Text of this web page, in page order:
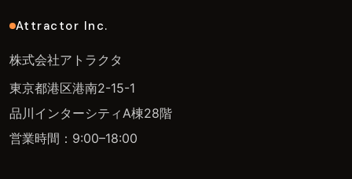
Attractor Inc.
株式会社アトラクタ
東京都港区港南2-15-1
品川インターシティA棟28階
営業時間：9:00–18:00